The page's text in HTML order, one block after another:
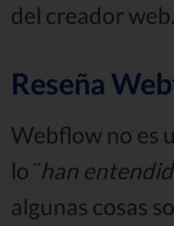
del creador web.
Reseña
Webflow no es
lo ¨han
algunas cosas